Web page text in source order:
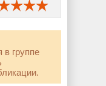
в группе